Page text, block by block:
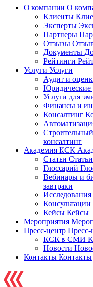
О компании О
Клиенты
Эксперты
Партнеры
Отзывы
Документы
Рейтинги
Услуги Услуги
Аудит и
Юридические
Услуги для
Финансы и
Консалтинг
консалтинг
Академия КСК
Статьи Статьи
Глоссарий
Вебинары и
завтраки
Исследования
Консультации
Кейсы Кейсы
Мероприятия
Пресс-центр Пресс-
КСК в СМИ
Новости
Контакты Контакты